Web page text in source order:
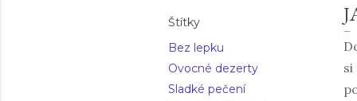
Štítky
Bez lepku
Ovocné dezerty
Sladké pečení
si